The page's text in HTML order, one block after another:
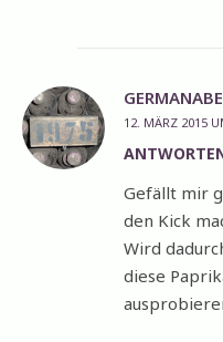
12. MÄRZ 2015
Gefällt mir
den Kick
Wird
diese